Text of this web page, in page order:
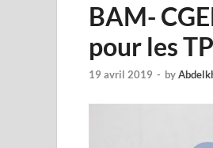
BAM-
pour les
19 avril 2019 - by